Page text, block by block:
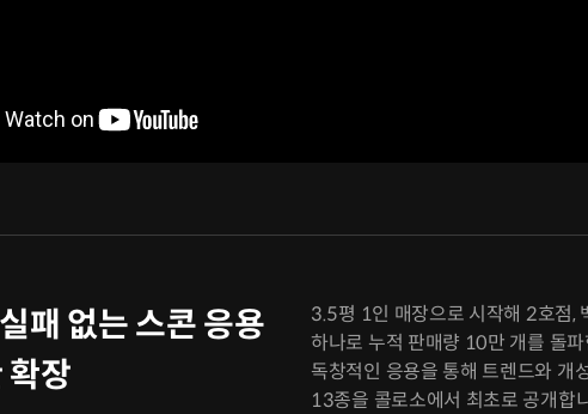
패 없는 스콘 응용
확장
3.5평 1인 매장으로 시작해 2호점,
하나로 누적 판매량 10만 개를 돌
독창적인 응용을 통해 트렌드와 개
13종을 콜로소에서 최초로 공개합